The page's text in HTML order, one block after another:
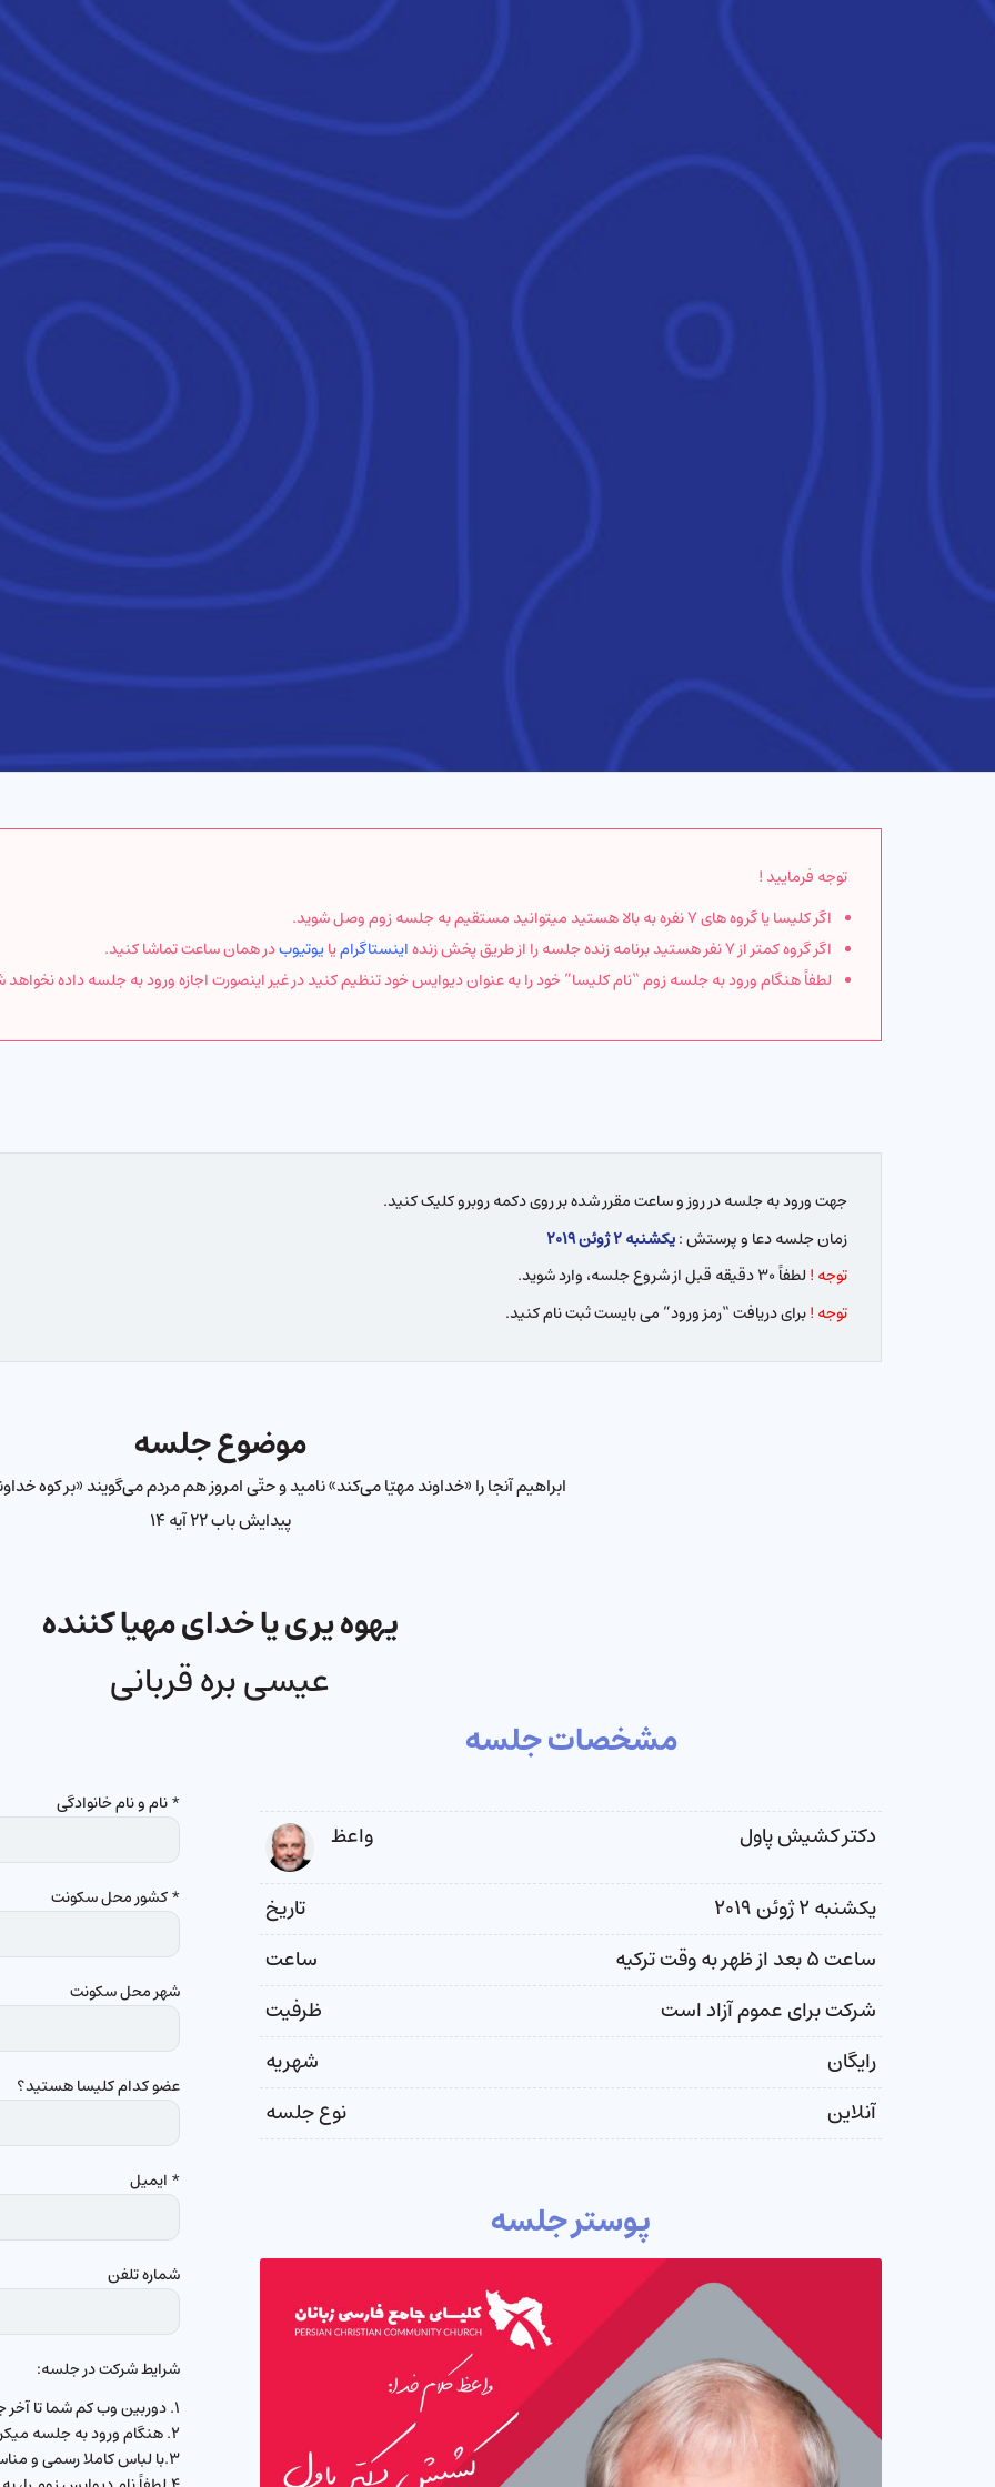
توجه فرمایید !
اگر کلیسا یا گروه های ۷ نفره به بالا هستید میتوانید مستقیم به جلسه زوم وصل شوید.
اگر گروه کمتر از ۷ نفر هستید برنامه زنده جلسه را از طریق پخش زنده
اینستاگرامیا یوتیوبدر همان ساعت تماشا کنید.
لطفاً هنگام ورود به جلسه زوم “نام کلیسا” خود را به عنوان دیوایس خود تنظیم کنید در غیر اینصورت اجازه ورود به جلسه داده
جهت ورود به جلسه در روز و ساعت مقرر شده بر روی دکمه روبرو کلیک کنید.
زمان جلسه دعا و پرستش :یکشنبه ۲ ژوئن ۲۰۱۹
توجه ! لطفاً ۳۰ دقیقه قبل از شروع جلسه، وارد شوید.
توجه !برای دریافت “رمز ورود” می بایست ثبت نام کنید.
موضوع جلسه
ابراهیم‌ آنجا را «خداوند مهیّا می‌كند» نامید و حتّی امروز هم ‌مردم ‌می‌گویند «بر كوه
پیدایش باب ۲۲ آیه ۱۴
یهوه یری یا خدای مهیا کننده
عیسی بره قربانی
مشخصات جلسه
واعظ دکتر کشیش پاول
تاریخ
یکشنبه ۲ ژوئن ۲۰۱۹
ساعت
ساعت ۵ بعد از ظهر به وقت ترکیه
ظرفیت
شرکت برای عموم آزاد است
شهریه
رایگان
نوع جلسه
آنلاین
پوستر جلسه
* نام و نام خانوادگی
* کشور محل سکونت
شهر محل سکونت
عضو کدام کلیسا هستید؟
* ایمیل
شماره تلفن
شرایط شرکت در جلسه:
۱. دوربین وب کم شما تا آخر جلسه باز باشد.
۲. هنگام ورود به جلسه میکروفون بسته باشد.
۳.با لباس کاملا رسمی و مناسب در جلسه حضور داشته باشید.